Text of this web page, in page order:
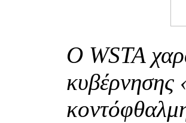
O WSTA
κυβέρνησης